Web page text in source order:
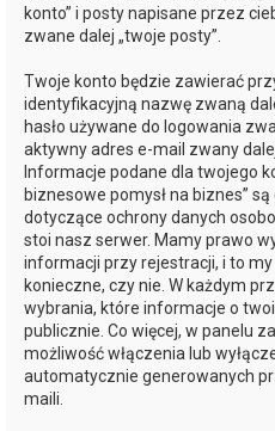
konto” i posty napisane przez
zwane dalej „twoje posty”.
Twoje konto będzie zawierać
identyfikacyjną nazwę zwaną
hasło używane do logowania
aktywny adres e-mail zwany
Informacje podane dla twojego
biznesowe pomysł na biznes”
dotyczące ochrony danych
stoi nasz serwer. Mamy prawo
informacji przy rejestracji, i to
konieczne, czy nie. W każdym
wybrania, które informacje o
publicznie. Co więcej, w panelu
możliwość włączenia lub
automatycznie generowanych
maili.